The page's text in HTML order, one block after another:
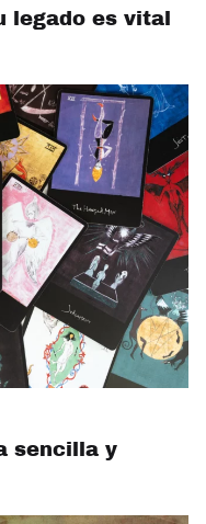
legado es vital
sencilla y